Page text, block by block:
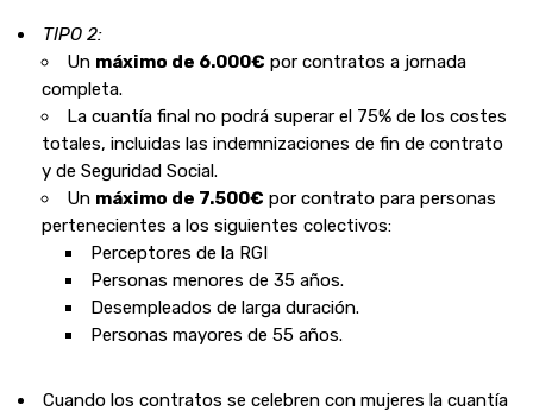
TIPO 2:
Un máximo de 6.000€ por contratos a jornada
completa.
La cuantía final no podrá superar el 75% de los costes
totales, incluidas las indemnizaciones de fin de contrato
y de Seguridad Social.
Un máximo de 7.500€ por contrato para personas
pertenecientes a los siguientes colectivos:
Perceptores de la RGI
Personas menores de 35 años.
Desempleados de larga duración.
Personas mayores de 55 años.
Cuando los contratos se celebren con mujeres la cuantía